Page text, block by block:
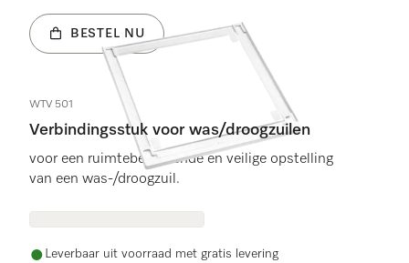
BESTEL NU
WTV 501
Verbindingsstuk voor was/droogzuilen
voor een ruimtebesparende en veilige opstelling
van een was-/droogzuil.
Leverbaar uit voorraad met gratis levering